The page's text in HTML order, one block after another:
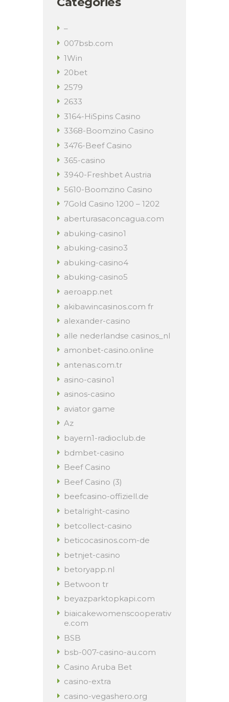
–
007bsb.com
1Win
20bet
2579
2633
3164-HiSpins Casino
3368-Boomzino Casino
3476-Beef Casino
365-casino
3940-Freshbet Austria
5610-Boomzino Casino
7Gold Casino 1200 – 1202
aberturasaconcagua.com
abuking-casino1
abuking-casino3
abuking-casino4
abuking-casino5
aeroapp.net
akibawincasinos.com fr
alexander-casino
alle nederlandse casinos_nl
amonbet-casino.online
antenas.com.tr
asino-casino1
asinos-casino
aviator game
Az
bayern1-radioclub.de
bdmbet-casino
Beef Casino
Beef Casino (3)
beefcasino-offiziell.de
betalright-casino
betcollect-casino
beticocasinos.com-de
betnjet-casino
betoryapp.nl
Betwoon tr
beyazparktopkapi.com
biaicakewomenscooperativ
e.com
BSB
bsb-007-casino-au.com
Casino Aruba Bet
casino-extra
casino-vegashero.org